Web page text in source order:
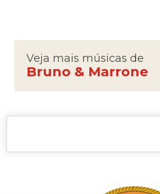
Veja mais músicas de
Bruno & Marrone